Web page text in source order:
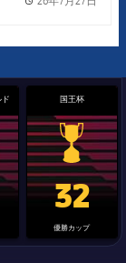
国王杯
国王杯
32
優勝カップ